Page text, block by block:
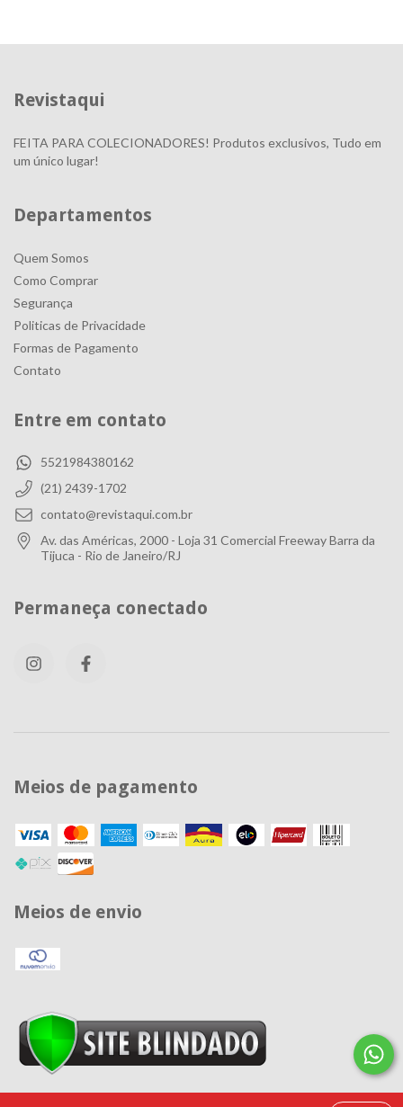
Revistaqui
FEITA PARA COLECIONADORES! Produtos exclusivos, Tudo em
um único lugar!
Departamentos
Quem Somos
Como Comprar
Segurança
Politicas de Privacidade
Formas de Pagamento
Contato
Entre em contato
5521984380162
(21) 2439-1702
contato@revistaqui.com.br
Av. das Américas, 2000 - Loja 31 Comercial Freeway Barra da
Tijuca - Rio de Janeiro/RJ
Permaneça conectado
Meios de pagamento
Meios de envio